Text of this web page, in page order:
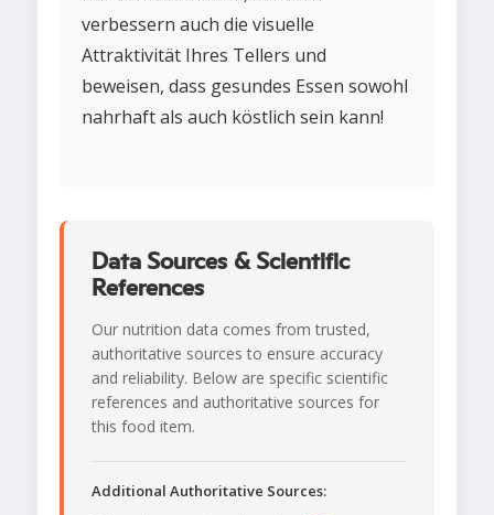
verbessern auch die visuelle
Attraktivität Ihres Tellers und
beweisen, dass gesundes Essen sowohl
nahrhaft als auch köstlich sein kann!
Data Sources & Scientific
References
Our nutrition data comes from trusted,
authoritative sources to ensure accuracy
and reliability. Below are specific scientific
references and authoritative sources for
this food item.
Additional Authoritative Sources: